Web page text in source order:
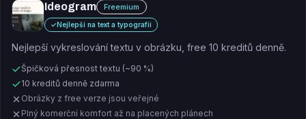
Ideogram Freemium
✓Nejlepší na text a typografii
Nejlepší vykreslování textu v obrázku, free 10 kreditů denně.
Špičková přesnost textu (~90 %)
10 kreditů denně zdarma
Obrázky z free verze jsou veřejné
Plný komerční komfort až na placených plánech